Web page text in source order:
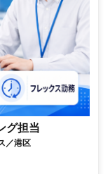
グ担当
／港区